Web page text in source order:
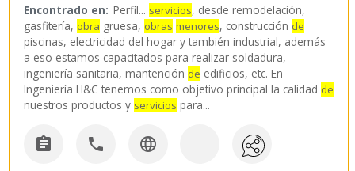
Encontrado en: Perfil... servicios, desde remodelación,
gasfitería, obra gruesa, obras menores, construcción de
piscinas, electricidad del hogar y también industrial, además
a eso estamos capacitados para realizar soldadura,
ingeniería sanitaria, mantención de edificios, etc. En
Ingeniería H&C tenemos como objetivo principal la calidad de
nuestros productos y servicios para...
  